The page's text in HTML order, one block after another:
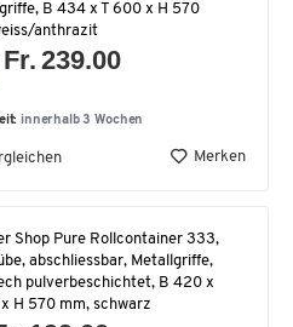
B 434 x T 600 x H 570
anthrazit
239.00
innerhalb 3 Wochen
Merken
Shop Pure Rollcontainer 333,
abschliessbar, Metallgriffe,
pulverbeschichtet, B 420 x
H 570 mm, schwarz